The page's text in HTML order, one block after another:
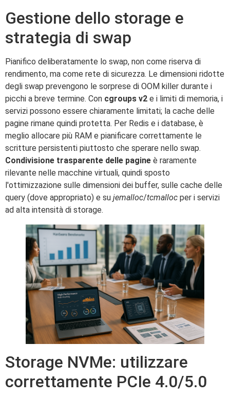
Gestione dello storage e
strategia di swap
Pianifico deliberatamente lo swap, non come riserva di
rendimento, ma come rete di sicurezza. Le dimensioni ridotte
degli swap prevengono le sorprese di OOM killer durante i
picchi a breve termine. Con cgroups v2 e i limiti di memoria, i
servizi possono essere chiaramente limitati; la cache delle
pagine rimane quindi protetta. Per Redis e i database, è
meglio allocare più RAM e pianificare correttamente le
scritture persistenti piuttosto che sperare nello swap.
Condivisione trasparente delle pagine è raramente
rilevante nelle macchine virtuali, quindi sposto
l'ottimizzazione sulle dimensioni dei buffer, sulle cache delle
query (dove appropriato) e su jemalloc/tcmalloc per i servizi
ad alta intensità di storage.
Storage NVMe: utilizzare
correttamente PCIe 4.0/5.0